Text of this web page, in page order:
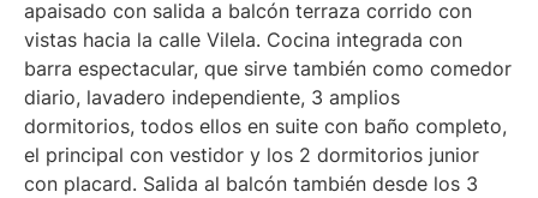
apaisado con salida a balcón terraza corrido con
vistas hacia la calle Vilela. Cocina integrada con
barra espectacular, que sirve también como comedor
diario, lavadero independiente, 3 amplios
dormitorios, todos ellos en suite con baño completo,
el principal con vestidor y los 2 dormitorios junior
con placard. Salida al balcón también desde los 3